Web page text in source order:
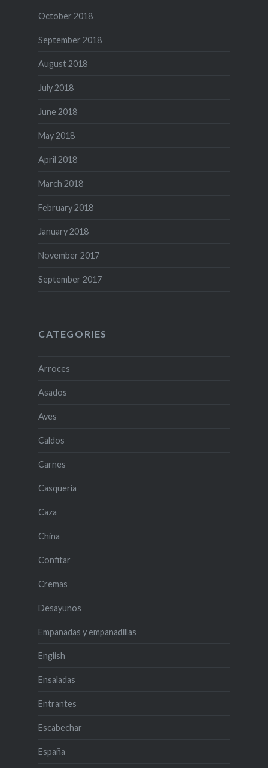
October 2018
September 2018
August 2018
July 2018
June 2018
May 2018
April 2018
March 2018
February 2018
January 2018
November 2017
September 2017
CATEGORIES
Arroces
Asados
Aves
Caldos
Carnes
Casquería
Caza
China
Confitar
Cremas
Desayunos
Empanadas y empanadillas
English
Ensaladas
Entrantes
Escabechar
España